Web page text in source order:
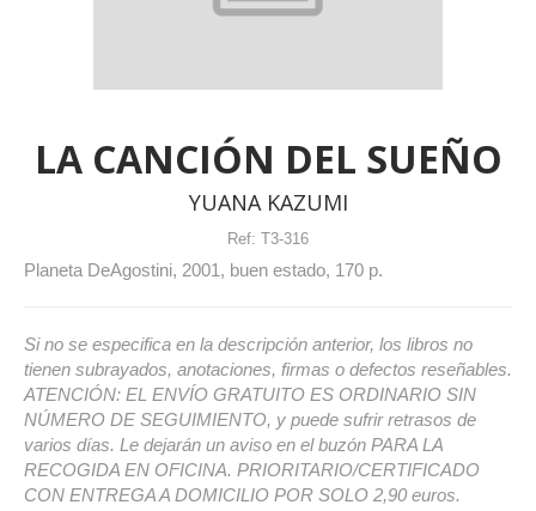
LA CANCIÓN DEL SUEÑO
YUANA KAZUMI
Ref: T3-316
Planeta DeAgostini, 2001, buen estado, 170 p.
Si no se especifica en la descripción anterior, los libros no
tienen subrayados, anotaciones, firmas o defectos reseñables.
ATENCIÓN: EL ENVÍO GRATUITO ES ORDINARIO SIN
NÚMERO DE SEGUIMIENTO, y puede sufrir retrasos de
varios días. Le dejarán un aviso en el buzón PARA LA
RECOGIDA EN OFICINA. PRIORITARIO/CERTIFICADO
CON ENTREGA A DOMICILIO POR SOLO 2,90 euros.